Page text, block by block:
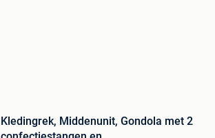
Kledingrek, Middenunit, Gondola met 2